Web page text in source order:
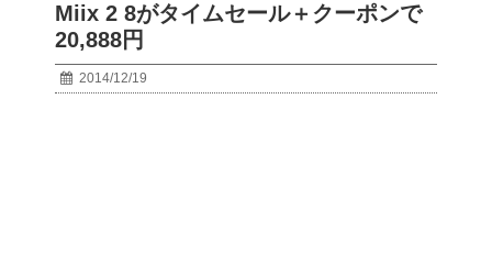
Miix 2 8がタイムセール＋クーポンで
20,888円
2014/12/19